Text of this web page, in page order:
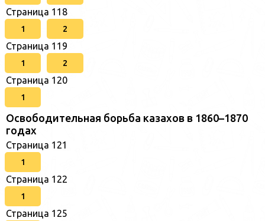
Страница 118
1 2
Страница 119
1 2
Страница 120
1
Освободительная борьба казахов в 1860–1870
годах
Страница 121
1
Страница 122
1
Страница 125